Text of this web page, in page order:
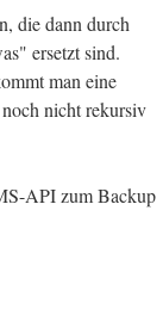
die dann durch
ersetzt sind.
man eine
nicht rekursiv
API zum Backup